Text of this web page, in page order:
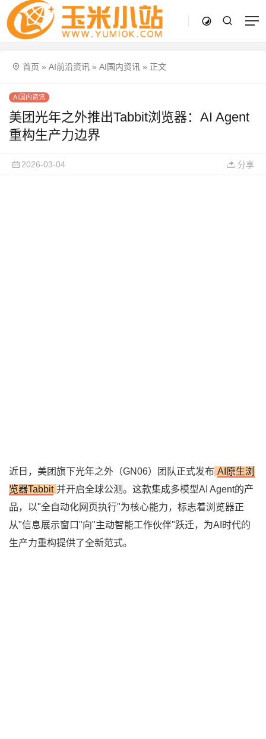
首页 » AI前沿资讯 » AI国内资讯 » 正文
AI国内资讯
美团光年之外推出Tabbit浏览器：AI Agent
重构生产力边界
2026-03-04 分享
近日，美团旗下光年之外（GN06）团队正式发布 AI原生浏
览器Tabbit 并开启全球公测。这款集成多模型AI Agent的产
品，以"全自动化网页执行"为核心能力，标志着浏览器正
从"信息展示窗口"向"主动智能工作伙伴"跃迁，为AI时代的
生产力重构提供了全新范式。